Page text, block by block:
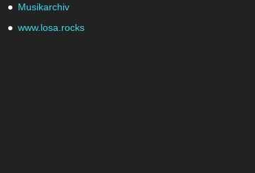
Musikarchiv
www.losa.rocks